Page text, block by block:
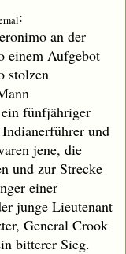
:
an der
einem Aufgebot
stolzen
fünfjähriger
und
jene, die
und zur Strecke
einer
junge Lieutenant
General Crook
bitterer Sieg.